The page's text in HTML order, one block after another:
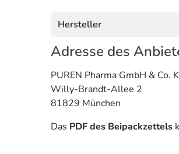
Hersteller
Adresse des
PUREN Pharma GmbH & Co.
Willy-Brandt-Allee 2
81829 München
Das PDF des Beipackzettels